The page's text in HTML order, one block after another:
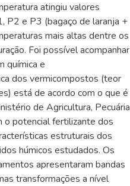
atingiu valores
P2 e P3 (bagaço de laranja +
mais altas dentre os
Foi possível acompanhar
química e
dos vermicompostos (teor
está de acordo com o que é
de Agricultura, Pecuária
o potencial fertilizante dos
estruturais dos
húmicos estudados. Os
apresentaram bandas
transformações a nível